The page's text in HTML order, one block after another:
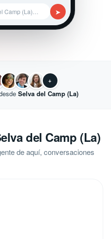
Camp (La)… ➤
+
Selva del Camp (La)
del Camp (La)
de aquí, conversaciones